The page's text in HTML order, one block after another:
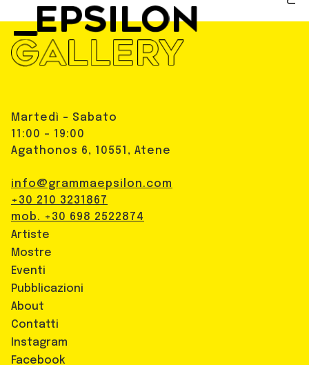
Martedì - Sabato
11:00 - 19:00
Agathonos 6, 10551, Atene
info@grammaepsilon.com
+30 210 3231867
mob. +30 698 2522874
Artiste
Mostre
Eventi
Pubblicazioni
About
Contatti
Instagram
Facebook